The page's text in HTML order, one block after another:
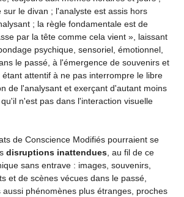
sur le divan ; l'analyste est assis hors
; la règle fondamentale est de
par la tête comme cela vient », laissant
psychique, sensoriel, émotionnel,
le passé, à l'émergence de souvenirs et
attentif à ne pas interrompre le libre
de l'analysant et exerçant d'autant moins
n'est pas dans l'interaction visuelle
de Conscience Modifiés pourraient se
disruptions inattendues, au fil de ce
sans entrave : images, souvenirs,
et de scènes vécues dans le passé,
aussi phénomènes plus étranges, proches